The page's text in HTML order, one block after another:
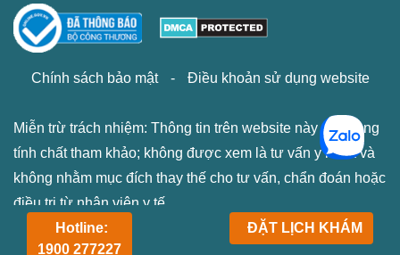
Chính sách bảo mật - Điều khoản sử dụng website
Miễn trừ trách nhiệm: Thông tin trên website này chỉ mang
tính chất tham khảo; không được xem là tư vấn y khoa và
không nhằm mục đích thay thế cho tư vấn, chẩn đoán hoặc
điều trị từ nhân viên y tế.
Hotline:
1900 277227
ĐẶT LỊCH KHÁM